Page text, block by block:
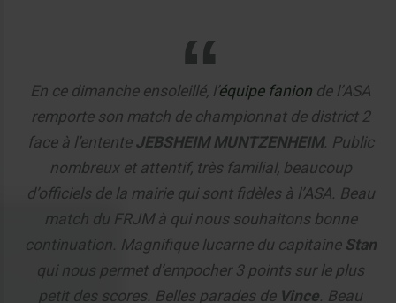
En ce dimanche ensoleillé, l’équipe fanion de l’ASA
remporte son match de championnat de district 2
face à l’entente JEBSHEIM MUNTZENHEIM. Public
nombreux et attentif, très familial, beaucoup
d’officiels de la mairie qui sont fidèles à l’ASA. Beau
match du FRJM à qui nous souhaitons bonne
continuation. Magnifique lucarne du capitaine Stan
qui nous permet d’empocher 3 points sur le plus
petit des scores. Belles parades de Vince. Beau